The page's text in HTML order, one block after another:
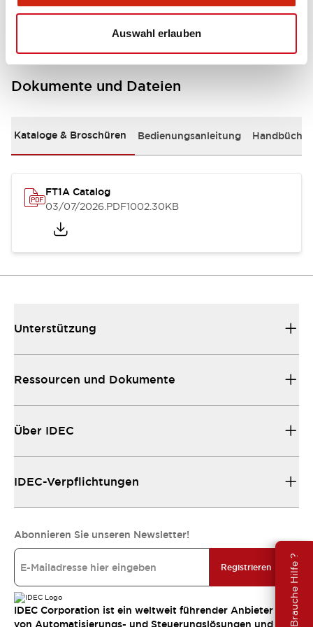
Auswahl erlauben
Brauche Hilfe ?
Specifications
Dokumente und Dateien
Kataloge & Broschüren Bedienungsanleitung Handbücher
FT1A Catalog
03/07/2026.PDF1002.30KB
Unterstützung
Ressourcen und Dokumente
Über IDEC
IDEC-Verpflichtungen
Abonnieren Sie unseren Newsletter!
Registrieren
IDEC Corporation ist ein weltweit führender Anbieter
von Automatisierungs- und Steuerungslösungen und